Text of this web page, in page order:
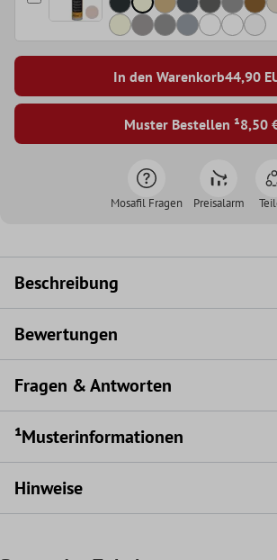
In den Warenkorb44,90
Muster Bestellen ¹8,50
Mosafil Fragen Preisalarm
Beschreibung
Bewertungen
Fragen & Antworten
¹Musterinformationen
Hinweise